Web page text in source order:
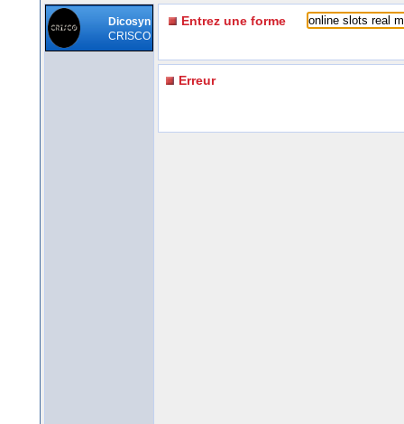
Dicosyn
CRISCO
Entrez une forme
Erreur